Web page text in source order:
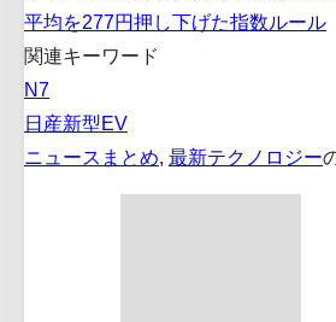
平均を277円押し下げた指数ルール
関連キーワード
N7
日産新型EV
ニュースまとめ, 最新テクノロジー